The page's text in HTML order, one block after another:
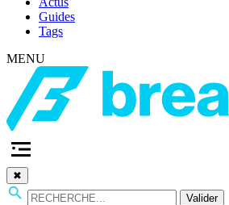
Guides
Tags
MENU
✖
Valider